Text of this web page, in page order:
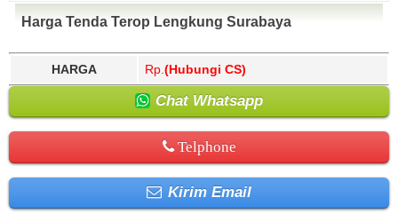
Harga Tenda Terop Lengkung Surabaya
HARGA Rp. (Hubungi CS)
Chat Whatsapp
Telphone
Kirim Email